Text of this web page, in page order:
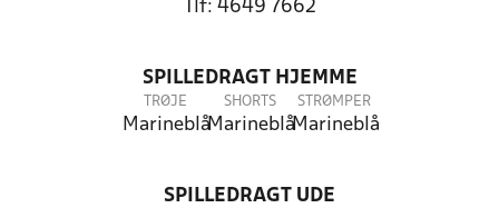
Tlf: 4649 7662
SPILLEDRAGT HJEMME
TRØJE
Marineblå
SHORTS
Marineblå
STRØMPER
Marineblå
SPILLEDRAGT UDE